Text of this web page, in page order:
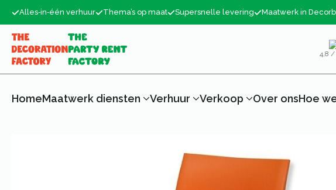
Alles‑in‑één verhuur Thema’s op maat Supersnelle levering Maatwerk in
4,8 /
HomeMaatwerk diensten Verhuur Verkoop Over onsHoe